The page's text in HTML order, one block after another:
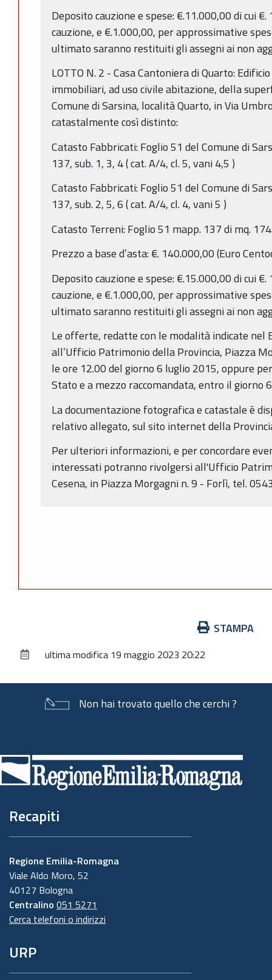
Deposito cauzione e spese: €.11.000,00 di cui
cauzione, e €.1.000,00, per approssimative
ultimato saranno restituiti gli assegni ai non
LOTTO N. 2 - Casa Cantoniera di Quarto:
immobiliari, ad uso civile abitazione, della
Comune di Sarsina, località Quarto, in Via
catastalmente così distinto:
Catasto Fabbricati: Foglio 51 del Comune di
137, sub. 1, 3, 4 ( cat. A/4, cl. 5, vani 4,5 )
Catasto Fabbricati: Foglio 51 del Comune di
137, sub. 2, 5, 6 ( cat. A/4, cl. 4, vani 5 )
Catasto Terreni: Foglio 51 mapp. 137 di mq.
Prezzo a base d’asta: €. 140.000,00 (Euro
Deposito cauzione e spese: €.15.000,00 di cui
cauzione, e €.1.000,00, per approssimative
ultimato saranno restituiti gli assegni ai non
Le offerte, redatte con le modalità indicate nel
all’Ufficio Patrimonio della Provincia, Piazza
le ore 12.00 del giorno 6 luglio 2015, oppure
Stato e a mezzo raccomandata, entro il giorno
La documentazione fotografica e catastale è
relativo allegato, sul sito internet della
Per ulteriori informazioni, e per concordare
interessati potranno rivolgersi all'Ufficio
Cesena, in Piazza Morgagni n. 9 - Forlì, tel.
documento
STAMPA
ultima modifica 19 maggio 2023 20:22
Non hai trovato quello che cerchi ?
di
pagina
Recapiti
Regione Emilia-Romagna
Viale Aldo Moro, 52
40127 Bologna
Centralino 051 5271
Cerca telefoni o indirizzi
URP